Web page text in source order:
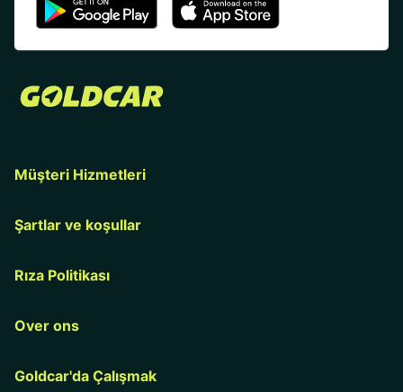
Müşteri Hizmetleri
Şartlar ve koşullar
Rıza Politikası
Over ons
Goldcar'da Çalışmak